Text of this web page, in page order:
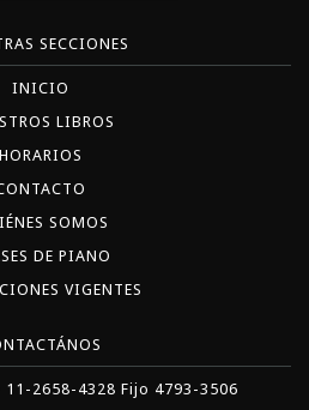
SECCIONES
INICIO
LIBROS
HORARIOS
SOMOS
DE PIANO
VIGENTES
11-2658-4328 Fijo 4793-3506